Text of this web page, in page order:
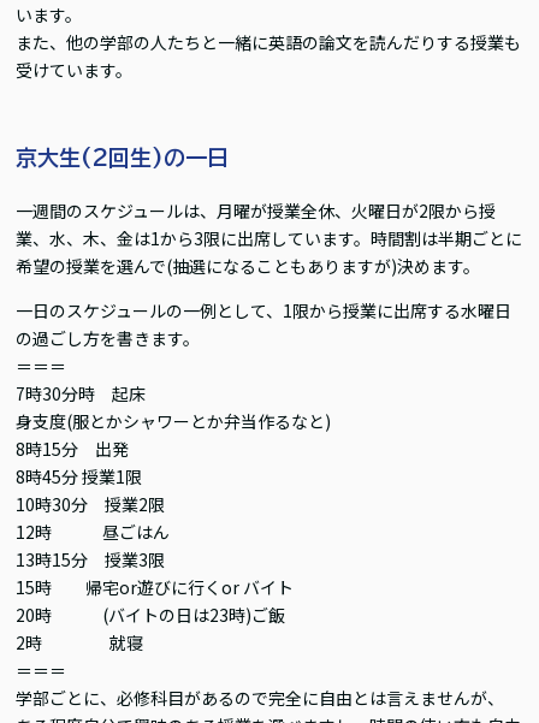
います。
また、他の学部の人たちと一緒に英語の論文を読んだりする授業も
受けています。
京大生(2回生)の一日
一週間のスケジュールは、月曜が授業全休、火曜日が2限から授
業、水、木、金は1から3限に出席しています。時間割は半期ごとに
希望の授業を選んで(抽選になることもありますが)決めます。
一日のスケジュールの一例として、1限から授業に出席する水曜日
の過ごし方を書きます。
＝＝＝
7時30分時 起床
身支度(服とかシャワーとか弁当作るなと)
8時15分 出発
8時45分 授業1限
10時30分 授業2限
12時 昼ごはん
13時15分 授業3限
15時 帰宅or遊びに行くor バイト
20時 (バイトの日は23時)ご飯
2時 就寝
＝＝＝
学部ごとに、必修科目があるので完全に自由とは言えませんが、